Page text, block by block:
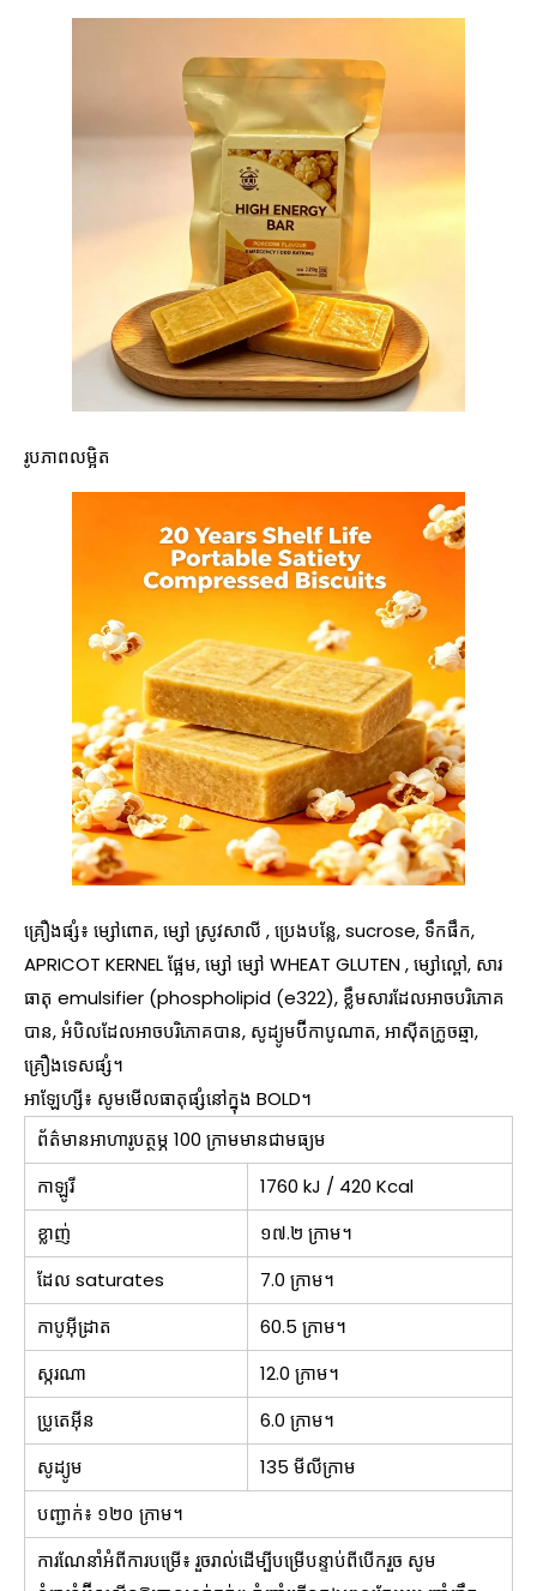
រូបភាពលម្អិត
គ្រឿងផ្សំ៖ ម្សៅពោត, ម្សៅ ស្រូវសាលី , ប្រេងបន្លែ, sucrose, ទឹកផឹក,
APRICOT KERNEL ផ្អែម, ម្សៅ ម្សៅ WHEAT GLUTEN, ម្សៅល្ពៅ, សារ
ធាតុ emulsifier (phospholipid (e322), ខ្លឹមសារដែលអាចបរិភោគ
បាន, អំបិលដែលអាចបរិភោគបាន, សូដ្យូមប៊ីកាបូណាត, អាស៊ីតក្រូចឆ្មា,
គ្រឿងទេសផ្សំ។
អាឡែហ្សី៖ សូមមើលធាតុផ្សំនៅក្នុង BOLD។
ព័ត៌មានអាហារូបត្ថម្ភ 100 ក្រាមមានជាមធ្យម
កាឡូរី
1760 kJ / 420 Kcal
ខ្លាញ់
១៧.២ ក្រាម។
ដែល saturates
7.0 ក្រាម។
កាបូអ៊ីដ្រាត
60.5 ក្រាម។
ស្ករណា
12.0 ក្រាម។
ប្រូតេអ៊ីន
6.0 ក្រាម។
សូដ្យូម
135 មីលីក្រាម
បញ្ជាក់៖ ១២០ ក្រាម។
ការណែនាំអំពីការបម្រើ៖ រួចរាល់ដើម្បីបម្រើបន្ទាប់ពីបើករួច សូម